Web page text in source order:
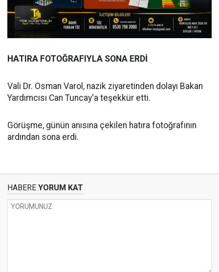
HATIRA FOTOĞRAFIYLA SONA ERDİ
Vali Dr. Osman Varol, nazik ziyaretinden dolayı Bakan
Yardımcısı Can Tuncay'a teşekkür etti.
Görüşme, günün anısına çekilen hatıra fotoğrafının
ardından sona erdi.
HABERE YORUM KAT